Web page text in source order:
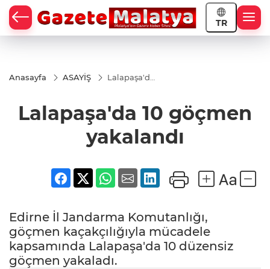
TR
Anasayfa ASAYİŞ
Lalapaşa'da
Lalapaşa'da 10 göçmen
yakalandı
Edirne İl Jandarma Komutanlığı,
göçmen kaçakçılığıyla mücadele
kapsamında Lalapaşa'da 10 düzensiz
göçmen yakaladı.